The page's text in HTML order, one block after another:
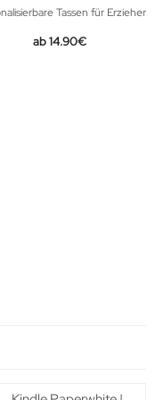
Tassen für Erzieher
14.90€